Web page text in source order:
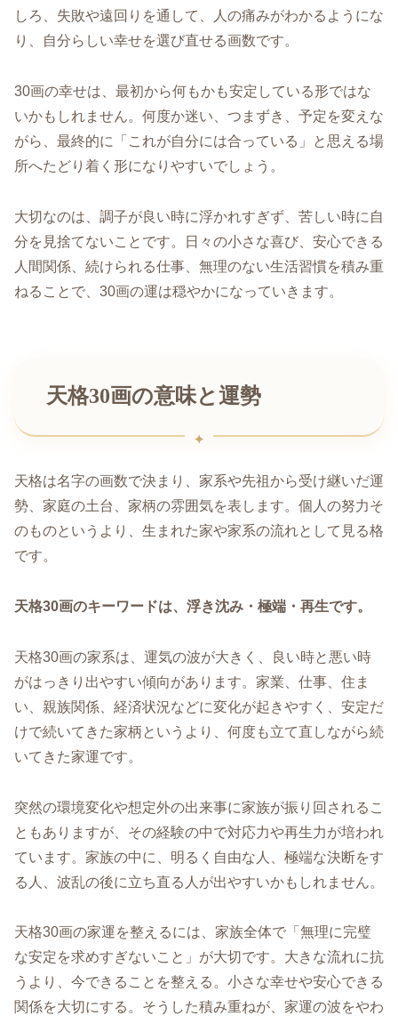
しろ、失敗や遠回りを通して、人の痛みがわかるようにな
り、自分らしい幸せを選び直せる画数です。
30画の幸せは、最初から何もかも安定している形ではな
いかもしれません。何度か迷い、つまずき、予定を変えな
がら、最終的に「これが自分には合っている」と思える場
所へたどり着く形になりやすいでしょう。
大切なのは、調子が良い時に浮かれすぎず、苦しい時に自
分を見捨てないことです。日々の小さな喜び、安心できる
人間関係、続けられる仕事、無理のない生活習慣を積み重
ねることで、30画の運は穏やかになっていきます。
天格30画の意味と運勢
天格は名字の画数で決まり、家系や先祖から受け継いだ運
勢、家庭の土台、家柄の雰囲気を表します。個人の努力そ
のものというより、生まれた家や家系の流れとして見る格
です。
天格30画のキーワードは、浮き沈み・極端・再生です。
天格30画の家系は、運気の波が大きく、良い時と悪い時
がはっきり出やすい傾向があります。家業、仕事、住ま
い、親族関係、経済状況などに変化が起きやすく、安定だ
けで続いてきた家柄というより、何度も立て直しながら続
いてきた家運です。
突然の環境変化や想定外の出来事に家族が振り回されるこ
ともありますが、その経験の中で対応力や再生力が培われ
ています。家族の中に、明るく自由な人、極端な決断をす
る人、波乱の後に立ち直る人が出やすいかもしれません。
天格30画の家運を整えるには、家族全体で「無理に完璧
な安定を求めすぎないこと」が大切です。大きな流れに抗
うより、今できることを整える。小さな幸せや安心できる
関係を大切にする。そうした積み重ねが、家運の波をやわ